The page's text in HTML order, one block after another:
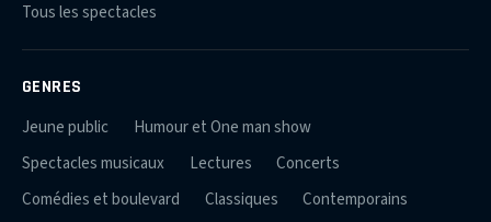
Tous les spectacles
GENRES
Jeune public
Humour et One man show
Spectacles musicaux
Lectures
Concerts
Comédies et boulevard
Classiques
Contemporains